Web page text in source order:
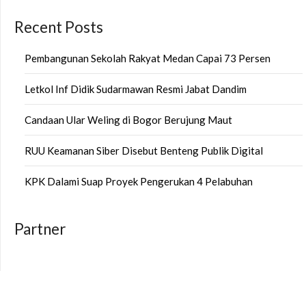
Recent Posts
Pembangunan Sekolah Rakyat Medan Capai 73 Persen
Letkol Inf Didik Sudarmawan Resmi Jabat Dandim
Candaan Ular Weling di Bogor Berujung Maut
RUU Keamanan Siber Disebut Benteng Publik Digital
KPK Dalami Suap Proyek Pengerukan 4 Pelabuhan
Partner